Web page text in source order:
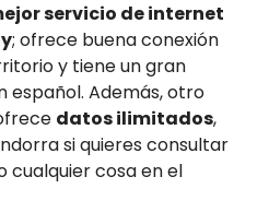
servicio de internet
; ofrece buena conexión
y tiene un gran
Además, otro
datos ilimitados,
si quieres consultar
cualquier cosa en el